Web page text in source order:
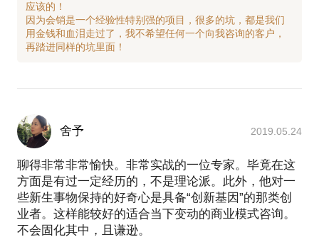
应该的！
因为会销是一个经验性特别强的项目，很多的坑，都是我们
用金钱和血泪走过了，我不希望任何一个向我咨询的客户，
舍予 2019.05.24
聊得非常非常愉快。非常实战的一位专家。毕竟在这
方面是有过一定经历的，不是理论派。此外，他对一
些新生事物保持的好奇心是具备“创新基因”的那类创
业者。这样能较好的适合当下变动的商业模式咨询。
不会固化其中，且谦逊。